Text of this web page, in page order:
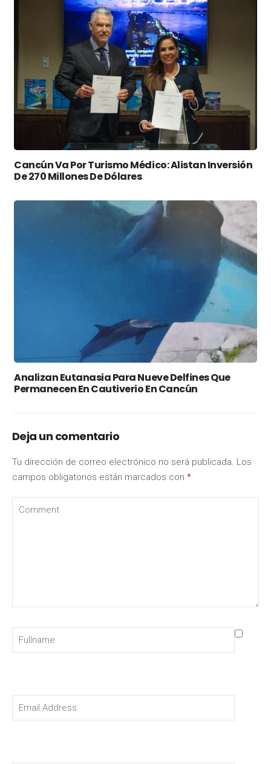
Cancún Va Por Turismo Médico: Alistan Inversión
De 270 Millones De Dólares
Analizan Eutanasia Para Nueve Delfines Que
Permanecen En Cautiverio En Cancún
Deja un comentario
Tu dirección de correo electrónico no será publicada. Los
campos obligatorios están marcados con *